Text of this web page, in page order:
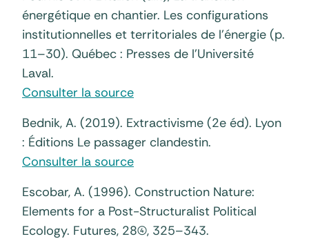
énergétique en chantier. Les configurations
institutionnelles et territoriales de l’énergie (p.
11–30). Québec : Presses de l’Université
Laval.
Consulter la source
Bednik, A. (2019). Extractivisme (2e éd). Lyon
: Éditions Le passager clandestin.
Consulter la source
Escobar, A. (1996). Construction Nature:
Elements for a Post-Structuralist Political
Ecology. Futures, 28(4), 325–343.